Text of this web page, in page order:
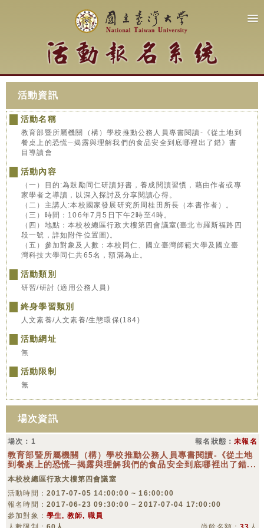
活動資訊
活動名稱
教育部暨所屬機關（構）學校推動公務人員專書閱讀-《從土地到
餐桌上的恐慌─揭露與理解我們的食品安全到底哪裡出了錯》書
目導讀會
活動內容
（一）目的:為鼓勵同仁研讀好書，養成閱讀習慣，藉由作者或專
家學者之導讀，以深入探討及分享閱讀心得。
（二）主講人:本校國家發展研究所周桂田所長（本書作者）。
（三）時間：106年7月5日下午2時至4時。
（四）地點：本校校總區行政大樓第四會議室(臺北市羅斯福路四
段一號，詳如附件位置圖)。
（五）參加對象及人數：本校同仁、國立臺灣師範大學及國立臺
灣科技大學同仁共65名，額滿為止。
活動類別
研習/研討 (適用公務人員)
終身學習類別
人文素養/人文素養/生態環保(184)
活動網址
無
活動限制
無
場次資訊
場次：1 報名狀態：未報名
教育部暨所屬機關（構）學校推動公務人員專書閱讀-《從土地
到餐桌上的恐慌─揭露與理解我們的食品安全到底哪裡出了錯...
本校校總區行政大樓第四會議室
活動時間： 2017-07-05 14:00:00 ~ 16:00:00
報名時間： 2017-06-23 09:30:00 ~ 2017-07-04 17:00:00
參加對象： 學生, 教師, 職員